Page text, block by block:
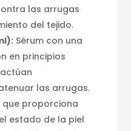
las arrugas
del tejido.
Sérum con una
en principios
las arrugas.
proporciona
estado de la piel